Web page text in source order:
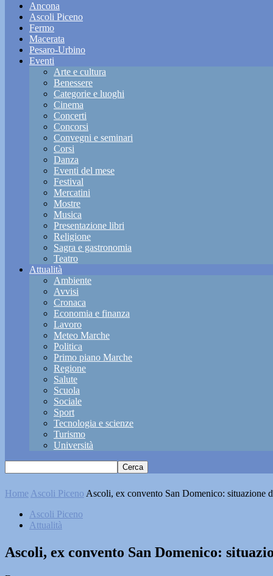
Ancona
Ascoli Piceno
Fermo
Macerata
Pesaro-Urbino
Eventi
Arte e cultura
Benessere
Categorie e luoghi
Cinema
Concerti
Concorsi
Convegni e seminari
Corsi
Danza
Eventi del mese
Festival
Mercatini
Mostre
Musica
Presentazione libri
Religione
Sagra e gastronomia
Teatro
Attualità
Ambiente
Avvisi
Cronaca
Economia e finanza
Lavoro
Meteo Marche
Politica
Primo piano Marche
Regione
Salute
Scuola
Sociale
Sport
Tecnologia e scienze
Turismo
Università
Home Ascoli Piceno Ascoli, ex convento San Domenico: situazione
Ascoli Piceno
Attualità
Ascoli, ex convento San Domenico: